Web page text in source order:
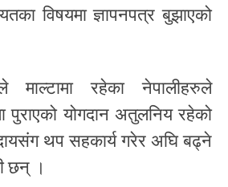
विषयमा ज्ञापनपत्र बुझाएको
माल्टामा रहेका नेपालीहरुले
पुराएको योगदान अतुलनिय रहेको
थप सहकार्य गरेर अघि बढ्ने
छन् ।